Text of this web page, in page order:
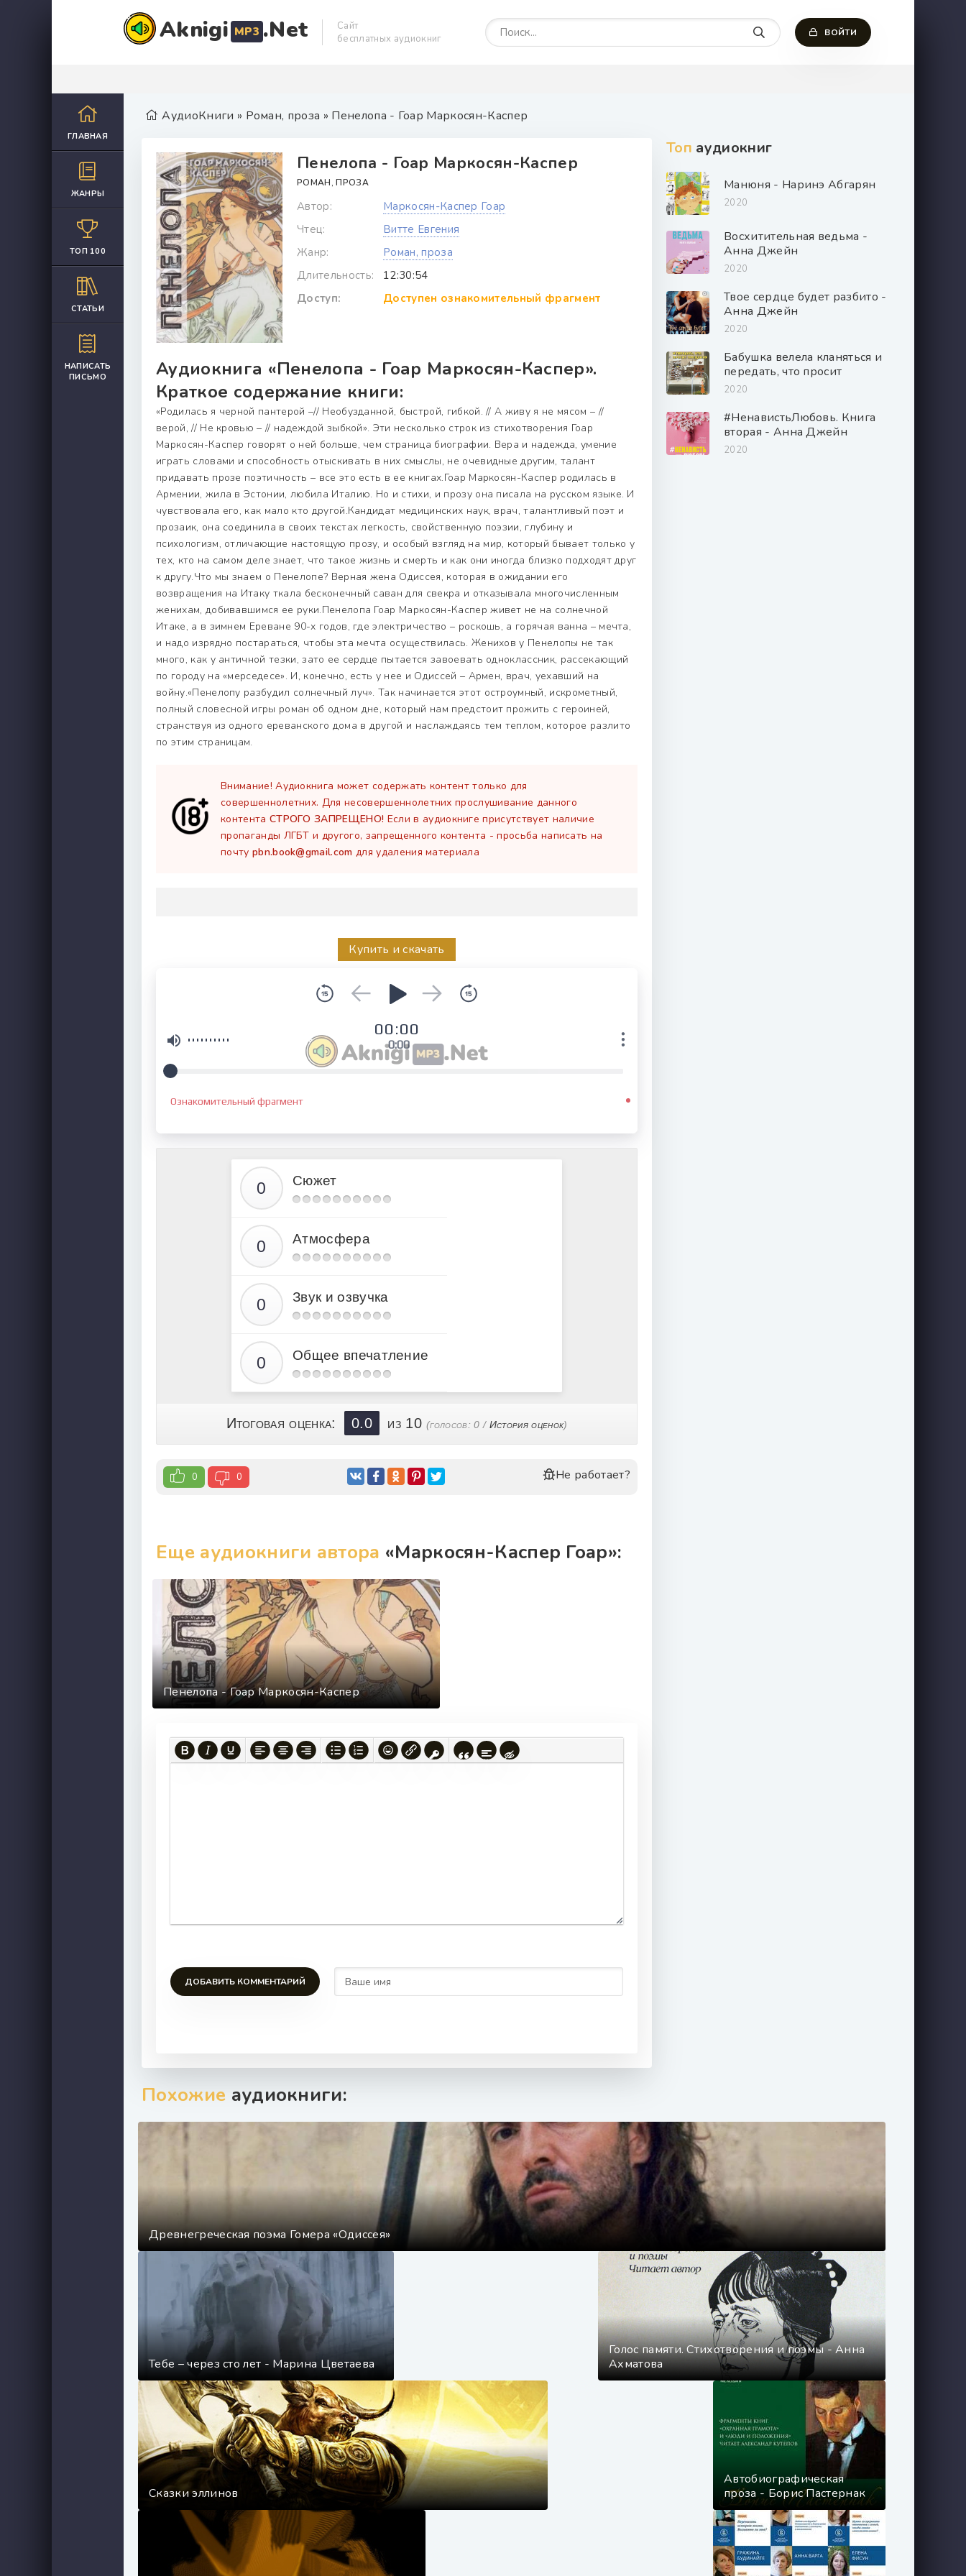
Aknigi MP3 .Net
Сайт
бесплатных аудиокниг
ВОЙТИ
ГЛАВНАЯ
ЖАНРЫ
ТОП 100
СТАТЬИ
НАПИСАТЬ
ПИСЬМО
АудиоКниги » Роман, проза » Пенелопа - Гоар Маркосян-Каспер
Пенелопа - Гоар Маркосян-Каспер
РОМАН, ПРОЗА
Автор:
Маркосян-Каспер Гоар
Чтец:
Витте Евгения
Жанр:
Роман, проза
Длительность:
12:30:54
Доступ:
Доступен ознакомительный фрагмент
Аудиокнига «Пенелопа - Гоар Маркосян-Каспер».
Краткое содержание книги:
«Родилась я черной пантерой –// Необузданной, быстрой, гибкой. // А живу я не мясом – //
верой, // Не кровью – // надеждой зыбкой». Эти несколько строк из стихотворения Гоар
Маркосян-Каспер говорят о ней больше, чем страница биографии. Вера и надежда, умение
играть словами и способность отыскивать в них смыслы, не очевидные другим, талант
придавать прозе поэтичность – все это есть в ее книгах.Гоар Маркосян-Каспер родилась в
Армении, жила в Эстонии, любила Италию. Но и стихи, и прозу она писала на русском языке. И
чувствовала его, как мало кто другой.Кандидат медицинских наук, врач, талантливый поэт и
прозаик, она соединила в своих текстах легкость, свойственную поэзии, глубину и
психологизм, отличающие настоящую прозу, и особый взгляд на мир, который бывает только у
тех, кто на самом деле знает, что такое жизнь и смерть и как они иногда близко подходят друг
к другу.Что мы знаем о Пенелопе? Верная жена Одиссея, которая в ожидании его
возвращения на Итаку ткала бесконечный саван для свекра и отказывала многочисленным
женихам, добивавшимся ее руки.Пенелопа Гоар Маркосян-Каспер живет не на солнечной
Итаке, а в зимнем Ереване 90-х годов, где электричество – роскошь, а горячая ванна – мечта,
и надо изрядно постараться, чтобы эта мечта осуществилась. Женихов у Пенелопы не так
много, как у античной тезки, зато ее сердце пытается завоевать одноклассник, рассекающий
по городу на «мерседесе». И, конечно, есть у нее и Одиссей – Армен, врач, уехавший на
войну.«Пенелопу разбудил солнечный луч». Так начинается этот остроумный, искрометный,
полный словесной игры роман об одном дне, который нам предстоит прожить с героиней,
странствуя из одного ереванского дома в другой и наслаждаясь тем теплом, которое разлито
по этим страницам.
Внимание! Аудиокнига может содержать контент только для
совершеннолетних. Для несовершеннолетних прослушивание данного
контента СТРОГО ЗАПРЕЩЕНО! Если в аудиокниге присутствует наличие
пропаганды ЛГБТ и другого, запрещенного контента - просьба написать на
почту pbn.book@gmail.com для удаления материала
Купить и скачать
00:00
0:00
Ознакомительный фрагмент
Сюжет
Атмосфера
Звук и озвучка
Общее впечатление
Итоговая оценка: 0.0 из 10(голосов:0 / История оценок)
0 0 Не работает?
Еще аудиокниги автора «Маркосян-Каспер Гоар»:
Пенелопа - Гоар Маркосян-Каспер
ДОБАВИТЬ КОММЕНТАРИЙ
Топ аудиокниг
Манюня - Наринэ Абгарян
2020
Восхитительная ведьма -
Анна Джейн
2020
Твое сердце будет разбито -
Анна Джейн
2020
Бабушка велела кланяться и
передать, что просит
прощения - Фредерик
2020
#НенавистьЛюбовь. Книга
вторая - Анна Джейн
2020
Похожие аудиокниги:
Древнегреческая поэма Гомера «Одиссея»
Тебе – через сто лет - Марина Цветаева
Голос памяти. Стихотворения и поэмы - Анна
Ахматова
Сказки эллинов
Автобиографическая
проза - Борис Пастернак